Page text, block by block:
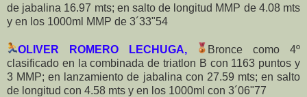
de jabalina 16.97 mts; en salto de longitud MMP de 4.08 mts
y en los 1000ml MMP de 3´33"54
OLIVER ROMERO LECHUGA,
Bronce como 4º
clasificado en la combinada de triatlon B con 1163 puntos y
3 MMP; en lanzamiento de jabalina con 27.59 mts; en salto
de longitud con 4.58 mts y en los 1000ml con 3´06"77